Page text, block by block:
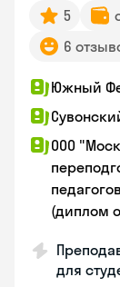
5
6
Южный
ООО
(диплом
для